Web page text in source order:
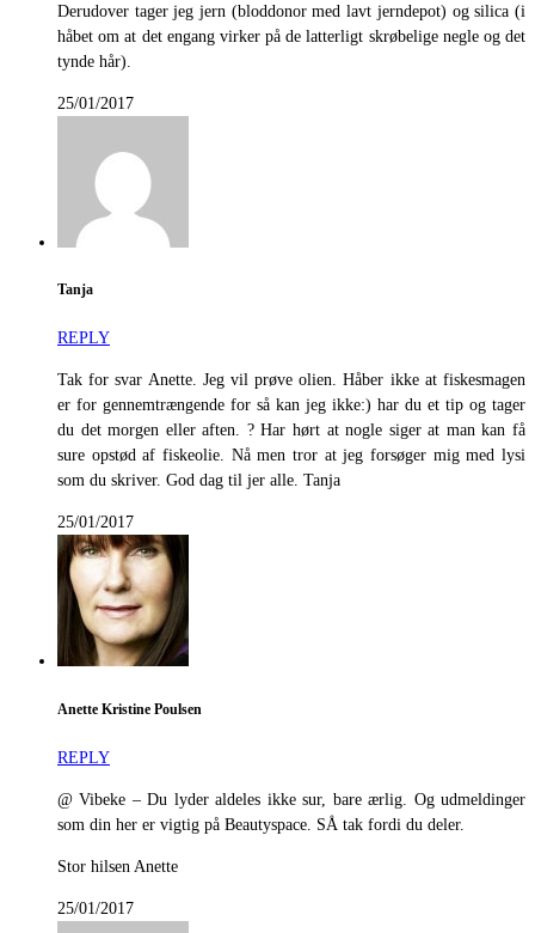
Derudover tager jeg jern (bloddonor med lavt jerndepot) og silica (i
håbet om at det engang virker på de latterligt skrøbelige negle og det
tynde hår).
25/01/2017
Tanja
REPLY
Tak for svar Anette. Jeg vil prøve olien. Håber ikke at fiskesmagen
er for gennemtrængende for så kan jeg ikke:) har du et tip og tager
du det morgen eller aften. ? Har hørt at nogle siger at man kan få
sure opstød af fiskeolie. Nå men tror at jeg forsøger mig med lysi
som du skriver. God dag til jer alle. Tanja
25/01/2017
Anette Kristine Poulsen
REPLY
@ Vibeke – Du lyder aldeles ikke sur, bare ærlig. Og udmeldinger
som din her er vigtig på Beautyspace. SÅ tak fordi du deler.
Stor hilsen Anette
25/01/2017